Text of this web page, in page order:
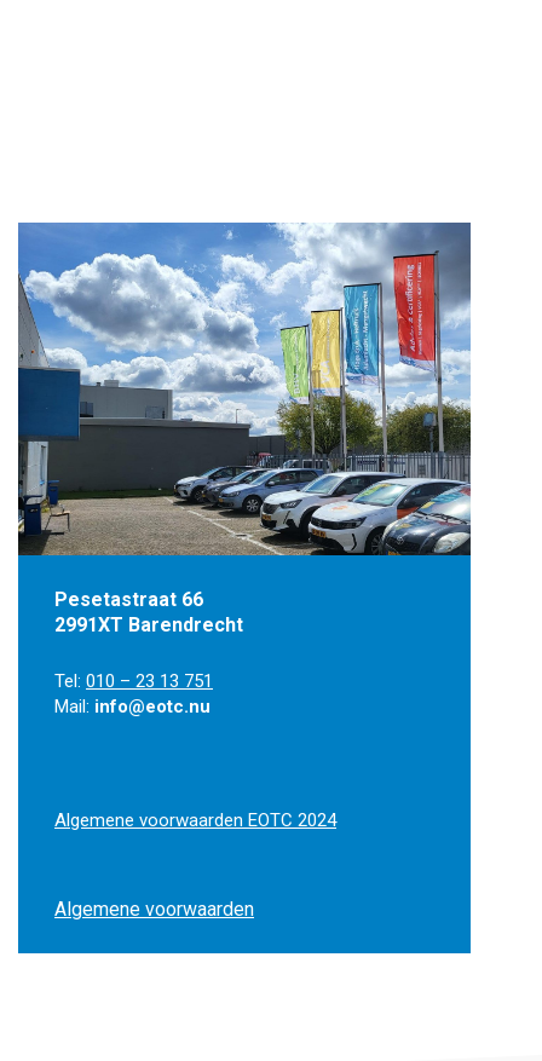
Pesetastraat 66
2991XT Barendrecht
Tel: 010 – 23 13 751
Mail: info@eotc.nu
Algemene voorwaarden EOTC 2024
Algemene voorwaarden